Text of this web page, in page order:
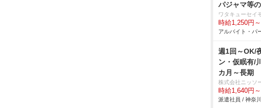
パジャマ等
ワタキューセイ
時給1,250円～
アルバイト・パ
週1回～OK/
ン・仮眠有/
カ月～長期
株式会社ニッソ
時給1,640円
派遣社員 / 神奈